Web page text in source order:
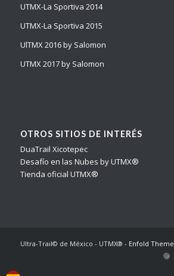
UTMX-La Sportiva 2014
UTMX-La Sportiva 2015
UlTMX 2016 by Salomon
UTMX 2017 by Salomon
OTROS SITIOS DE INTERÉS
DuaTrail Xicotepec
Desafío en las Nubes by UTMX®
Tienda oficial UTMX®
Ultra-Trail© de México - UTMX® - Enfold